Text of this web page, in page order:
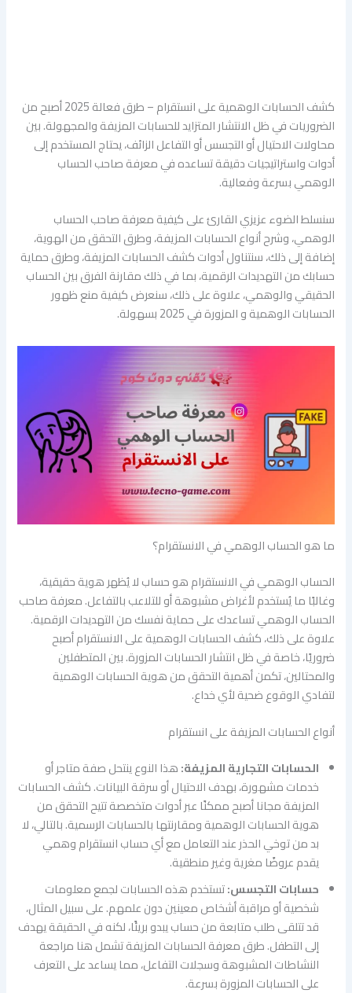
كشف الحسابات الوهمية على انستقرام – طرق فعالة 2025 أصبح من
الضروريات في ظل الانتشار المتزايد للحسابات المزيفة والمجهولة. بين
محاولات الاحتيال أو التجسس أو التفاعل الزائف، يحتاج المستخدم إلى
أدوات واستراتيجيات دقيقة تساعده في معرفة صاحب الحساب
الوهمي بسرعة وفعالية.
سنسلط الضوء عزيزي القارئ على كيفية معرفة صاحب الحساب
الوهمي، وشرح أنواع الحسابات المزيفة، وطرق التحقق من الهوية،
إضافة إلى ذلك، سنتناول أدوات كشف الحسابات المزيفة، وطرق حماية
حسابك من التهديدات الرقمية، بما في ذلك مقارنة الفرق بين الحساب
الحقيقي والوهمي، علاوة على ذلك، سنعرض كيفية منع ظهور
الحسابات الوهمية و المزورة في 2025 بسهولة.
ما هو الحساب الوهمي في الانستقرام؟
الحساب الوهمي في الانستقرام هو حساب لا يُظهر هوية حقيقية،
وغالبًا ما يُستخدم لأغراض مشبوهة أو للتلاعب بالتفاعل. معرفة صاحب
الحساب الوهمي تساعدك على حماية نفسك من التهديدات الرقمية.
علاوة على ذلك، كشف الحسابات الوهمية على الانستقرام أصبح
ضروريًا، خاصة في ظل انتشار الحسابات المزورة. بين المتطفلين
والمحتالين، تكمن أهمية التحقق من هوية الحسابات الوهمية
لتفادي الوقوع ضحية لأي خداع.
أنواع الحسابات المزيفة على انستقرام
الحسابات التجارية المزيفة:هذا النوع ينتحل صفة متاجر أو
خدمات مشهورة، بهدف الاحتيال أو سرقة البيانات. كشف الحسابات
المزيفة مجانا أصبح ممكنًا عبر أدوات متخصصة تتيح التحقق من
هوية الحسابات الوهمية ومقارنتها بالحسابات الرسمية. بالتالي، لا
بد من توخي الحذر عند التعامل مع أي حساب انستقرام وهمي
يقدم عروضًا مغرية وغير منطقية.
حسابات التجسس:تستخدم هذه الحسابات لجمع معلومات
شخصية أو مراقبة أشخاص معينين دون علمهم. على سبيل المثال،
قد تتلقى طلب متابعة من حساب يبدو بريئًا، لكنه في الحقيقة يهدف
إلى التطفل. طرق معرفة الحسابات المزيفة تشمل هنا مراجعة
النشاطات المشبوهة وسجلات التفاعل، مما يساعد على التعرف
على الحسابات المزورة بسرعة.